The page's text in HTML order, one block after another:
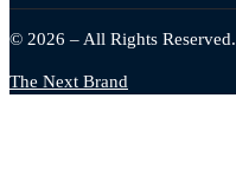
© 2026 – All Rights Reserved.
The Next Brand